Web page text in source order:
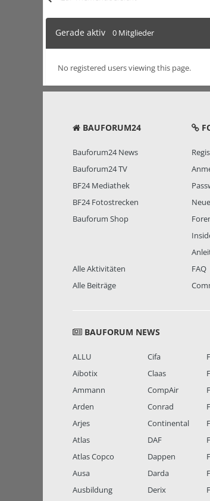
Gerade aktiv 0 Mitglieder
No registered users viewing this page.
BAUFORUM24
Bauforum24 News
Bauforum24 TV
BF24 Mediathek
BF24 Fotostrecken
Bauforum Shop
Alle Aktivitäten
Alle Beiträge
FAQ
BAUFORUM NEWS
ALLU
Aibotix
Ammann
Arden
Arjes
Atlas
Atlas Copco
Ausa
Ausbildung
Cifa
Claas
CompAir
Conrad
Continental
DAF
Dappen
Darda
Derix